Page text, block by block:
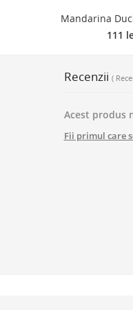
111
Recenzii (
Acest produs
Fii primul care